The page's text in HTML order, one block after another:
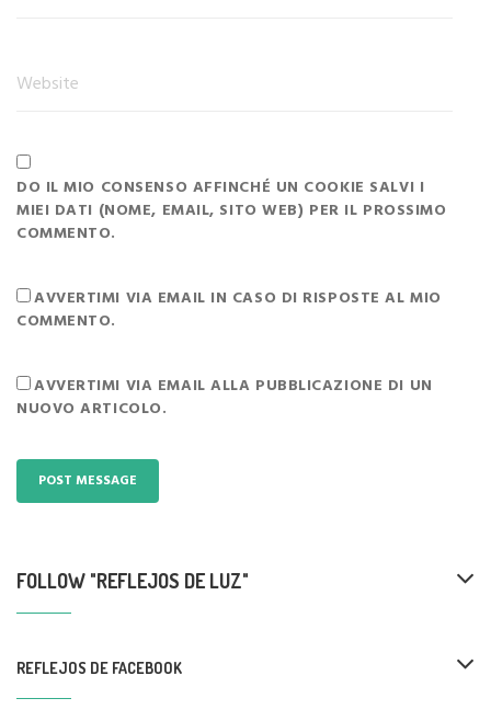
DO IL MIO CONSENSO AFFINCHÉ UN COOKIE SALVI I
MIEI DATI (NOME, EMAIL, SITO WEB) PER IL PROSSIMO
COMMENTO.
AVVERTIMI VIA EMAIL IN CASO DI RISPOSTE AL MIO
COMMENTO.
AVVERTIMI VIA EMAIL ALLA PUBBLICAZIONE DI UN
NUOVO ARTICOLO.
FOLLOW "REFLEJOS DE LUZ"
REFLEJOS DE FACEBOOK